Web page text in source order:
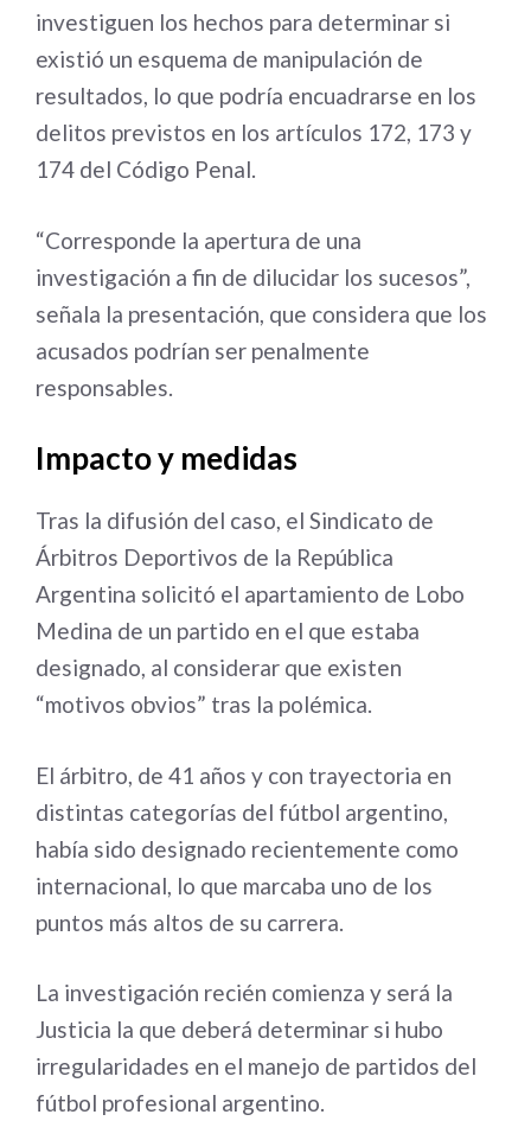
investiguen los hechos para determinar si
existió un esquema de manipulación de
resultados, lo que podría encuadrarse en los
delitos previstos en los artículos 172, 173 y
174 del Código Penal.
“Corresponde la apertura de una
investigación a fin de dilucidar los sucesos”,
señala la presentación, que considera que los
acusados podrían ser penalmente
responsables.
Impacto y medidas
Tras la difusión del caso, el Sindicato de
Árbitros Deportivos de la República
Argentina solicitó el apartamiento de Lobo
Medina de un partido en el que estaba
designado, al considerar que existen
“motivos obvios” tras la polémica.
El árbitro, de 41 años y con trayectoria en
distintas categorías del fútbol argentino,
había sido designado recientemente como
internacional, lo que marcaba uno de los
puntos más altos de su carrera.
La investigación recién comienza y será la
Justicia la que deberá determinar si hubo
irregularidades en el manejo de partidos del
fútbol profesional argentino.